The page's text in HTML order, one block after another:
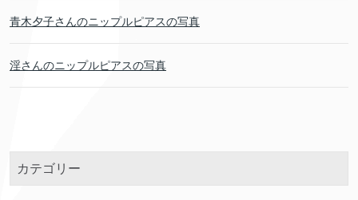
青木夕子さんのニップルピアスの写真
淫さんのニップルピアスの写真
カテゴリー